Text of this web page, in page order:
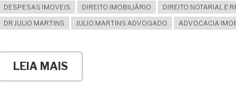
DESPESAS IMOVEIS
DIREITO IMOBILIÁRIO DIREITO NOTARIAL E
DR JULIO MARTINS
JULIO MARTINS ADVOGADO ADVOCACIA
LEIA MAIS
AINDA